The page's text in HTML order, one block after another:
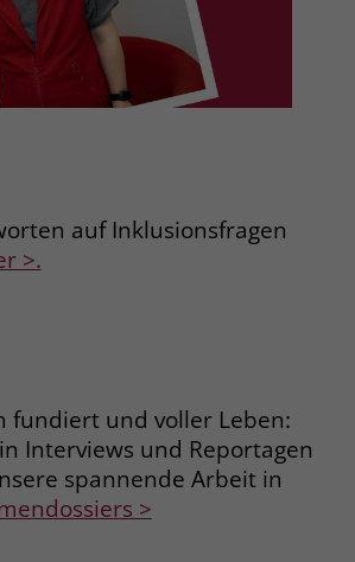
auf Inklusionsfragen
>.
fundiert und voller Leben:
Interviews und Reportagen
spannende Arbeit in
>
Das _fbp-Cookie sammelt keine
identifizierbaren
und wird von Facebook
platziert, um Daten an das
zurückzusenden.